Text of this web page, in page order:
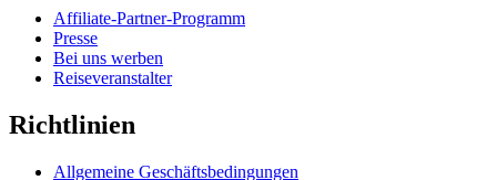
Affiliate-Partner-Programm
Presse
Bei uns werben
Reiseveranstalter
Richtlinien
Allgemeine Geschäftsbedingungen